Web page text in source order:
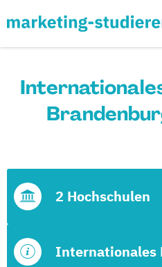
Internationales
2 Hochschulen